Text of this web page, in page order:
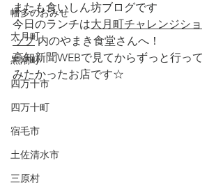
幡多のおみせ
大月町
黒潮町
四万十市
四万十町
宿毛市
土佐清水市
三原村
またも食いしん坊ブログです
今日のランチは大月町チャレンジショ
ップ 内のやまき食堂さんへ！
高知新聞WEBで見てからずっと行って
みたかったお店です☆